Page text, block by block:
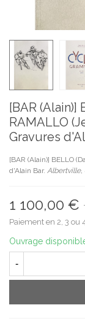
[BAR (Alain)]
RAMALLO
Gravures
[BAR (Alain)] BELLO
d'Alain Bar. Albertville,
1 100,00 €
Paiement en 2, 3
Ouvrage
-